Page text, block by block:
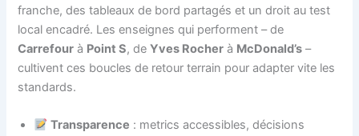
franche, des tableaux de bord partagés et un droit au test
local encadré. Les enseignes qui performent – de
Carrefour à Point S, deYves Rocher à McDonald’s –
cultivent ces boucles de retour terrain pour adapter vite les
standards.
Transparence : metrics accessibles, décisions